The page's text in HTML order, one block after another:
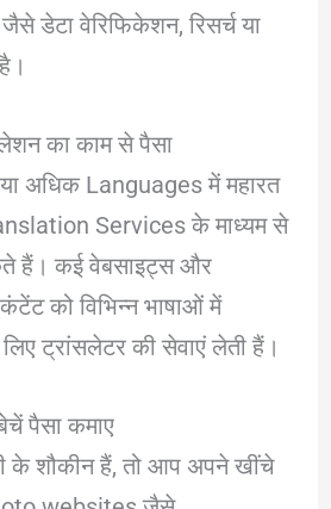
डेटा वेरिफिकेशन, रिसर्च या
का काम से पैसा
अधिक Languages में महारत
Services के माध्यम से
हैं। कई वेबसाइट्स और
को विभिन्न भाषाओं में
ट्रांसलेटर की सेवाएं लेती हैं।
पैसा कमाए
के शौकीन हैं, तो आप अपने खींचे